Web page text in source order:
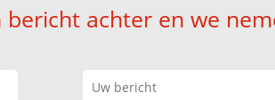
bericht achter en we